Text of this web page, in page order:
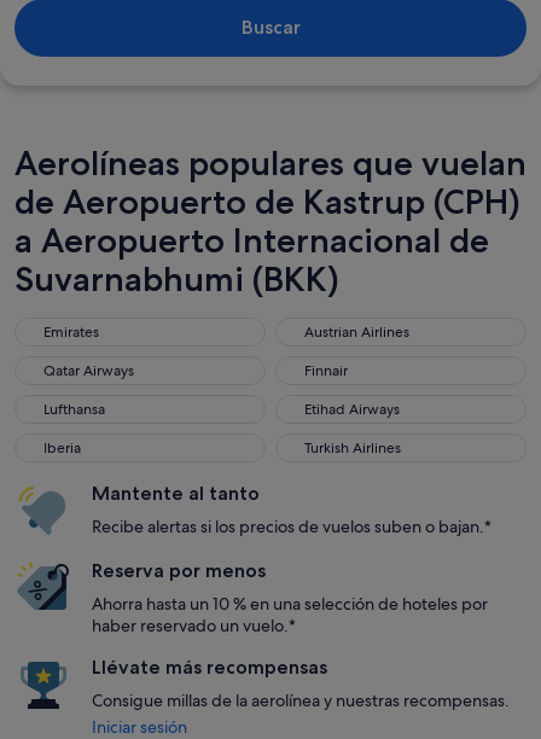
Buscar
Aerolíneas populares que vuelan
de Aeropuerto de Kastrup (CPH)
a Aeropuerto Internacional de
Suvarnabhumi (BKK)
Emirates
Emirates Austrian Airlines
Austrian Airlines
Qatar Airways
Qatar Airways Finnair
Finnair
Lufthansa
Lufthansa Etihad Airways
Etihad Airways
Iberia
Iberia Turkish Airlines
Turkish Airlines
Mantente al tanto
Recibe alertas si los precios de vuelos suben o bajan.*
Reserva por menos
Ahorra hasta un 10 % en una selección de hoteles por
haber reservado un vuelo.*
Llévate más recompensas
Consigue millas de la aerolínea y nuestras recompensas.
Iniciar sesión